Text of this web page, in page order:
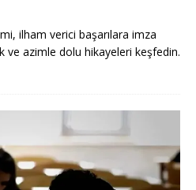
ilham verici başarılara imza
ve azimle dolu hikayeleri keşfedin.